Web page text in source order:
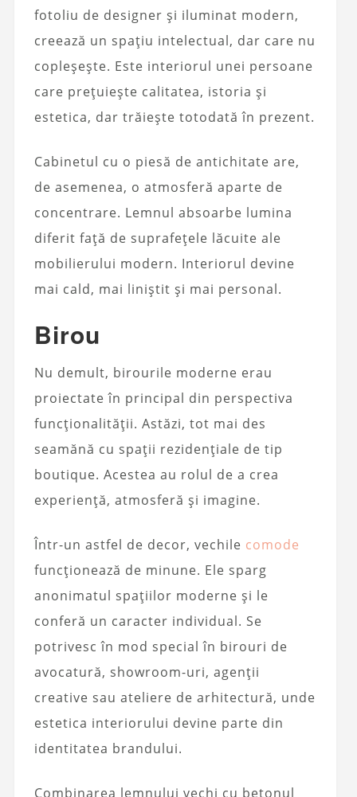
fotoliu de designer și iluminat modern,
creează un spațiu intelectual, dar care nu
copleșește. Este interiorul unei persoane
care prețuiește calitatea, istoria și
estetica, dar trăiește totodată în prezent.
Cabinetul cu o piesă de antichitate are,
de asemenea, o atmosferă aparte de
concentrare. Lemnul absoarbe lumina
diferit față de suprafețele lăcuite ale
mobilierului modern. Interiorul devine
mai cald, mai liniștit și mai personal.
Birou
Nu demult, birourile moderne erau
proiectate în principal din perspectiva
funcționalității. Astăzi, tot mai des
seamănă cu spații rezidențiale de tip
boutique. Acestea au rolul de a crea
experiență, atmosferă și imagine.
Într-un astfel de decor, vechile comode
funcționează de minune. Ele sparg
anonimatul spațiilor moderne și le
conferă un caracter individual. Se
potrivesc în mod special în birouri de
avocatură, showroom-uri, agenții
creative sau ateliere de arhitectură, unde
estetica interiorului devine parte din
identitatea brandului.
Combinarea lemnului vechi cu betonul